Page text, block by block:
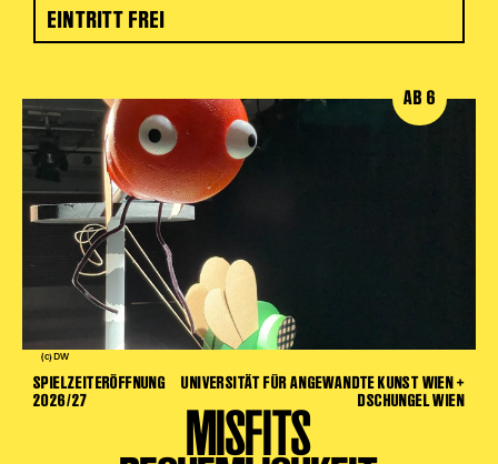
EINTRITT FREI
(c) DW
AB 6
SPIELZEITERÖFFNUNG
2026/27
UNIVERSITÄT FÜR ANGEWANDTE KUNST WIEN +
DSCHUNGEL WIEN
MISFITS